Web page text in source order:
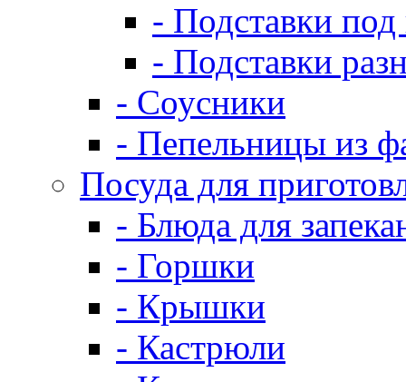
- Подставки под
- Подставки
- Соусники
- Пепельницы из
Посуда для
- Блюда для
- Горшки
- Крышки
- Кастрюли